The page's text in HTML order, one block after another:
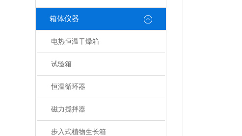
箱体仪器
电热恒温干燥箱
试验箱
恒温循环器
磁力搅拌器
步入式植物生长箱